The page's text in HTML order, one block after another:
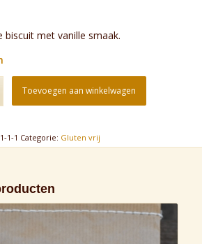
biscuit met vanille smaak.
Toevoegen aan winkelwagen
1-1 Categorie: Gluten vrij